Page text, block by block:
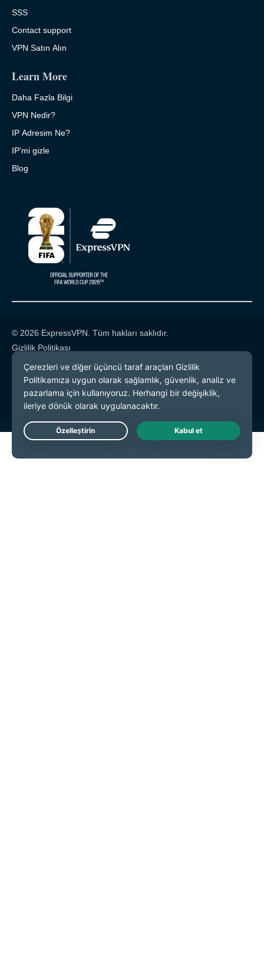
SSS
Contact support
VPN Satın Alın
Learn More
Daha Fazla Bilgi
VPN Nedir?
IP Adresim Ne?
IP'mi gizle
Blog
© 2026 ExpressVPN. Tüm hakları saklıdır.
Gizlilik Politikası
Hizmet Koşulları
Çerez Tercihleri
Live Chat